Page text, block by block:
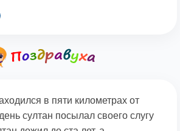
в пяти километрах от
султан посылал своего слугу